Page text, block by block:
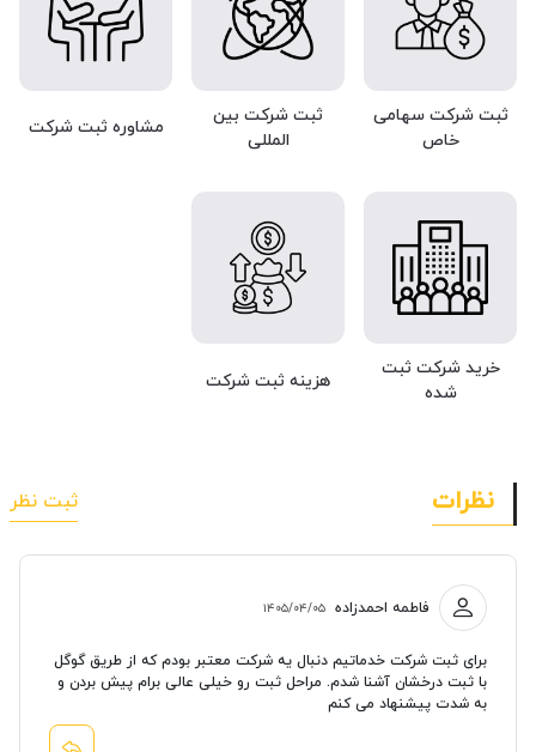
ثبت شرکت سهامی
خاص
ثبت شرکت بین
المللی
مشاوره ثبت شرکت
خرید شرکت ثبت
شده
هزینه ثبت شرکت
نظرات ثبت نظر
فاطمه احمدزاده ۱۴۰۵/۰۴/۰۵
برای ثبت شرکت خدماتیم دنبال یه شرکت معتبر بودم که از طریق گوگل
با ثبت درخشان آشنا شدم. مراحل ثبت رو خیلی عالی برام پیش بردن و
به شدت پیشنهاد می کنم